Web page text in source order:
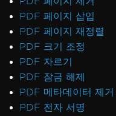
PDF 페이지 삽입
PDF 페이지 재정렬
PDF 크기 조정
PDF 자르기
PDF 잠금 해제
PDF 메타데이터 제거
PDF 전자 서명